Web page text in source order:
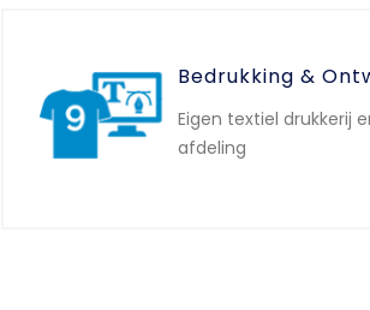
Bedrukking &
Eigen textiel drukkerij
afdeling